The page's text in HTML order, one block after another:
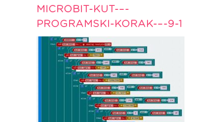
MICROBIT-KUT-–-
PROGRAMSKI-KORAK-–-9-1